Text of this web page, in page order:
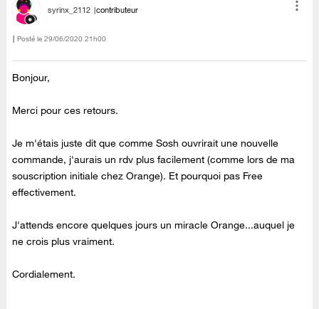
syrinx_2112 contributeur
Posté le ‎29/06/2020 21h00
Bonjour,
Merci pour ces retours.
Je m'étais juste dit que comme Sosh ouvrirait une nouvelle
commande, j'aurais un rdv plus facilement (comme lors de ma
souscription initiale chez Orange). Et pourquoi pas Free
effectivement.
J'attends encore quelques jours un miracle Orange...auquel je
ne crois plus vraiment.
Cordialement.